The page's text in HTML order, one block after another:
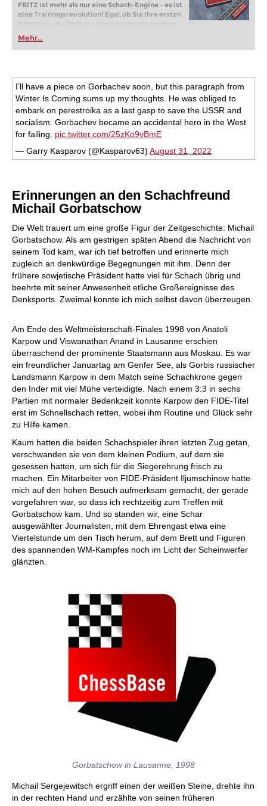
FRITZ ist mehr als nur eine Schach-Engine – es ist
eine Trainingsrevolution! Egal, ob Sie Ihre ersten
Schritte in die Welt des Vereinsschachs machen
oder bereits auf Turnierniveau spielen: Mit
FRITZ trainieren Sie effizienter, intelligenter und
individueller als je zuvor.
Mehr...
I’ll have a piece on Gorbachev soon, but this paragraph from
Winter Is Coming sums up my thoughts. He was obliged to
embark on perestroika as a last gasp to save the USSR and
socialism. Gorbachev became an accidental hero in the West
for failing. pic.twitter.com/25zKo9vBmE
— Garry Kasparov (@Kasparov63)August 31, 2022
Erinnerungen an den Schachfreund
Michail Gorbatschow
Die Welt trauert um eine große Figur der Zeitgeschichte: Michail
Gorbatschow. Als am gestrigen späten Abend die Nachricht von
seinem Tod kam, war ich tief betroffen und erinnerte mich
zugleich an denkwürdige Begegnungen mit ihm. Denn der
frühere sowjetische Präsident hatte viel für Schach übrig und
beehrte mit seiner Anwesenheit etliche Großereignisse des
Denksports. Zweimal konnte ich mich selbst davon überzeugen.
Am Ende des Weltmeisterschaft-Finales 1998 von Anatoli
Karpow und Viswanathan Anand in Lausanne erschien
überraschend der prominente Staatsmann aus Moskau. Es war
ein freundlicher Januartag am Genfer See, als Gorbis russischer
Landsmann Karpow in dem Match seine Schachkrone gegen
den Inder mit viel Mühe verteidigte. Nach einem 3:3 in sechs
Partien mit normaler Bedenkzeit konnte Karpow den FIDE-Titel
erst im Schnellschach retten, wobei ihm Routine und Glück sehr
zu Hilfe kamen.
Kaum hatten die beiden Schachspieler ihren letzten Zug getan,
verschwanden sie von dem kleinen Podium, auf dem sie
gesessen hatten, um sich für die Siegerehrung frisch zu
machen. Ein Mitarbeiter von FIDE-Präsident Iljumschinow hatte
mich auf den hohen Besuch aufmerksam gemacht, der gerade
vorgefahren war, so dass ich rechtzeitig zum Treffen mit
Gorbatschow kam. Und so standen wir, eine Schar
ausgewählter Journalisten, mit dem Ehrengast etwa eine
Viertelstunde um den Tisch herum, auf dem Brett und Figuren
des spannenden WM-Kampfes noch im Licht der Scheinwerfer
glänzten.
Gorbatschow in Lausanne, 1998
Michail Sergejewitsch ergriff einen der weißen Steine, drehte ihn
in der rechten Hand und erzählte von seinen früheren